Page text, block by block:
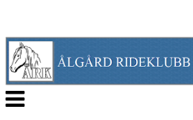
Veksle
navigasjon